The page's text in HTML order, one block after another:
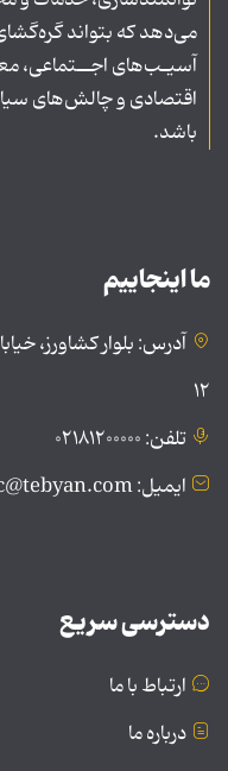
می‌دهد که بتواند
آسیـب‌های اجــتماعی،
اقتصادی و چالش‌های
باشد.
ما اینجاییم
آدرس: بلوار کشاورز،
۱۲
تلفن: ۰۲۱۸۱۲۰۰۰۰۰
ایمیل: public@tebyan.com
دسترسی سریع
ارتباط با ما
درباره ما